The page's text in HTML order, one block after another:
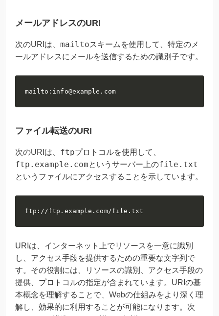
メールアドレスのURI
次のURIは、 mailtoスキームを使用して、特定のメ
ールアドレスにメールを送信するための識別子です。
mailto:info@example.com
ファイル転送のURI
次のURIは、 ftpプロトコルを使用して、
ftp.example.comというサーバー上のfile.txt
というファイルにアクセスすることを示しています。
ftp://ftp.example.com/file.txt
URIは、インターネット上でリソースを一意に識別
し、アクセス手段を提供するための重要な文字列で
す。その役割には、リソースの識別、アクセス手段の
提供、プロトコルの指定が含まれています。URIの基
本概念を理解することで、Webの仕組みをより深く理
解し、効果的に利用することが可能になります。次